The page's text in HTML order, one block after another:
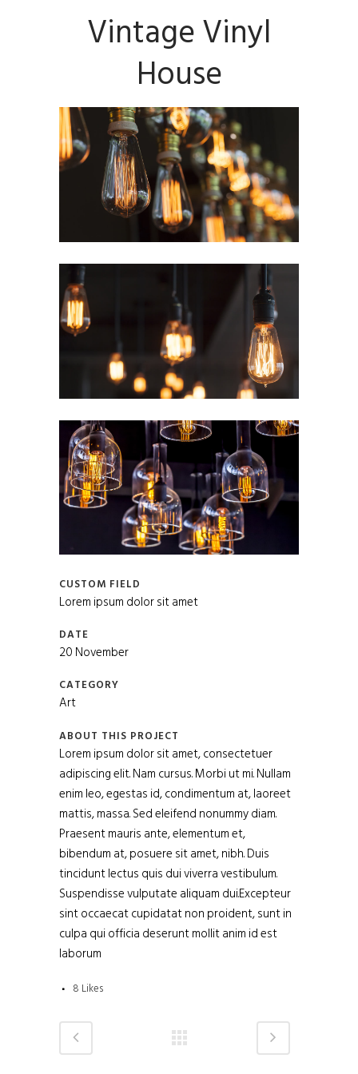
Vintage Vinyl
House
CUSTOM FIELD
Lorem ipsum dolor sit amet
DATE
20 November
CATEGORY
Art
ABOUT THIS PROJECT
Lorem ipsum dolor sit amet, consectetuer
adipiscing elit. Nam cursus. Morbi ut mi. Nullam
enim leo, egestas id, condimentum at, laoreet
mattis, massa. Sed eleifend nonummy diam.
Praesent mauris ante, elementum et,
bibendum at, posuere sit amet, nibh. Duis
tincidunt lectus quis dui viverra vestibulum.
Suspendisse vulputate aliquam dui.Excepteur
sint occaecat cupidatat non proident, sunt in
culpa qui officia deserunt mollit anim id est
laborum
8 Likes